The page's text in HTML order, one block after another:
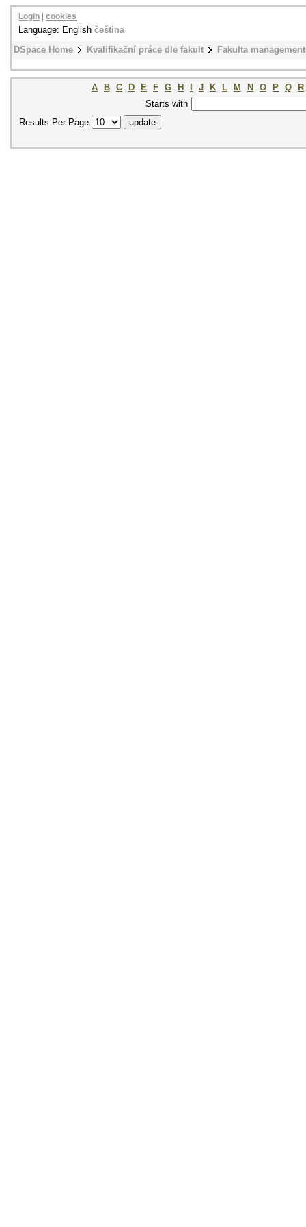
DSpace Home Kvalifikační práce dle fakult Fakulta
Login cookies
Language: English čeština
A B C D E F G H J K L M N O P Q
R
Starts with
Results Per Page: